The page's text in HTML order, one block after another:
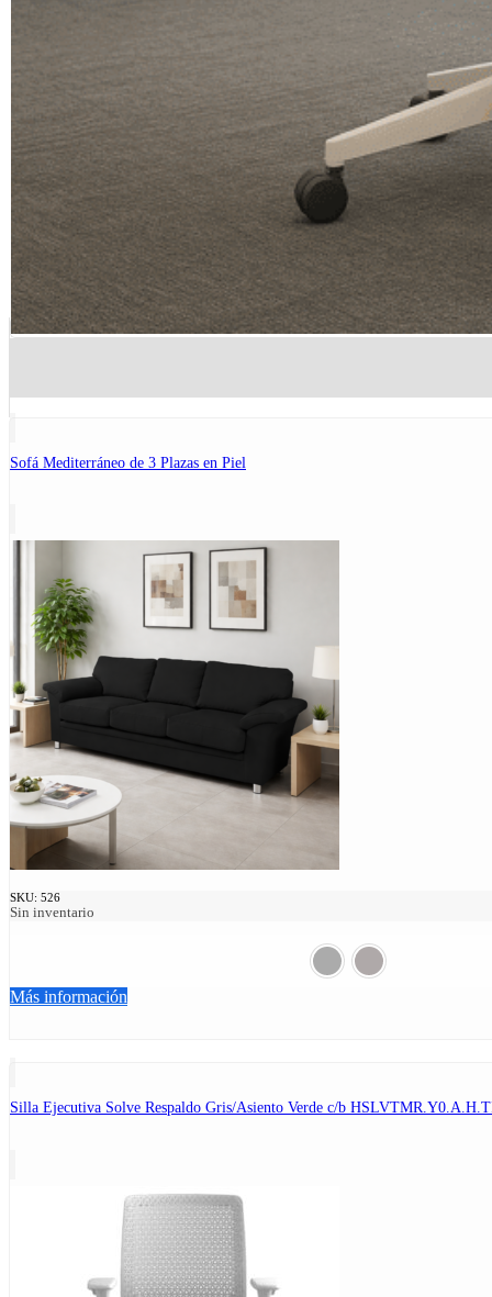
Sofá Mediterráneo de 3 Plazas en Piel
SKU: 526
Sin inventario
Más información
Silla Ejecutiva Solve Respaldo Gris/Asiento Verde c/b